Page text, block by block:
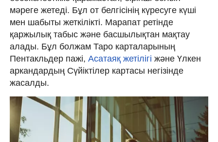
мәреге жетеді. Бұл от белгісінің күресуге күші
мен шабыты жеткілікті. Марапат ретінде
қаржылық табыс және басшылықтан мақтау
алады. Бұл болжам Таро карталарының
Пентакльдер пажі, Асатаяқ жетілігі және Үлкен
аркандардың Сүйіктілер картасы негізінде
жасалды.